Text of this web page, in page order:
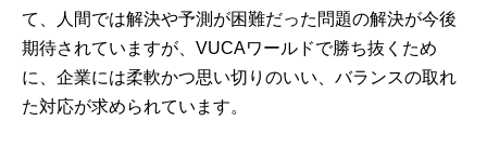
て、人間では解決や予測が困難だった問題の解決が今後
期待されていますが、VUCAワールドで勝ち抜くため
に、企業には柔軟かつ思い切りのいい、バランスの取れ
た対応が求められています。